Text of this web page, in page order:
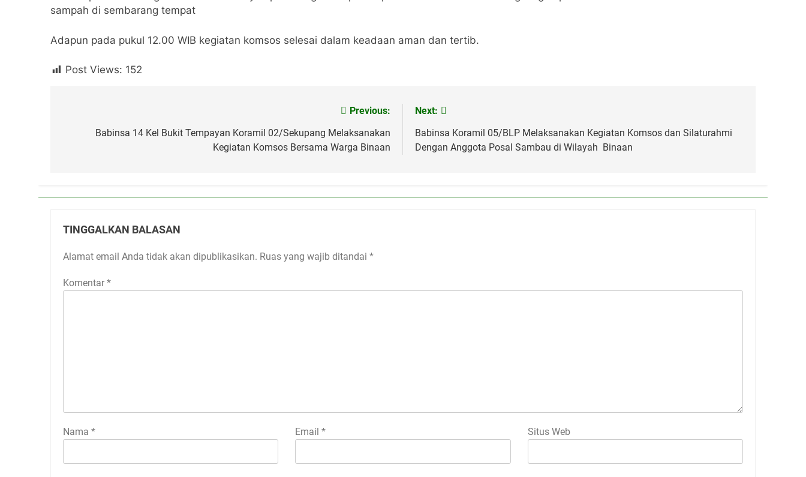
sampah di sembarang tempat
Adapun pada pukul 12.00 WIB kegiatan komsos selesai dalam keadaan aman dan tertib.
Post Views: 152
Previous:
Babinsa 14 Kel Bukit Tempayan Koramil 02/Sekupang Melaksanakan
Kegiatan Komsos Bersama Warga Binaan
Next:
Babinsa Koramil 05/BLP Melaksanakan Kegiatan Komsos dan Silaturahmi
Dengan Anggota Posal Sambau di Wilayah Binaan
TINGGALKAN BALASAN
Alamat email Anda tidak akan dipublikasikan. Ruas yang wajib ditandai *
Komentar *
Nama * Email* Situs Web